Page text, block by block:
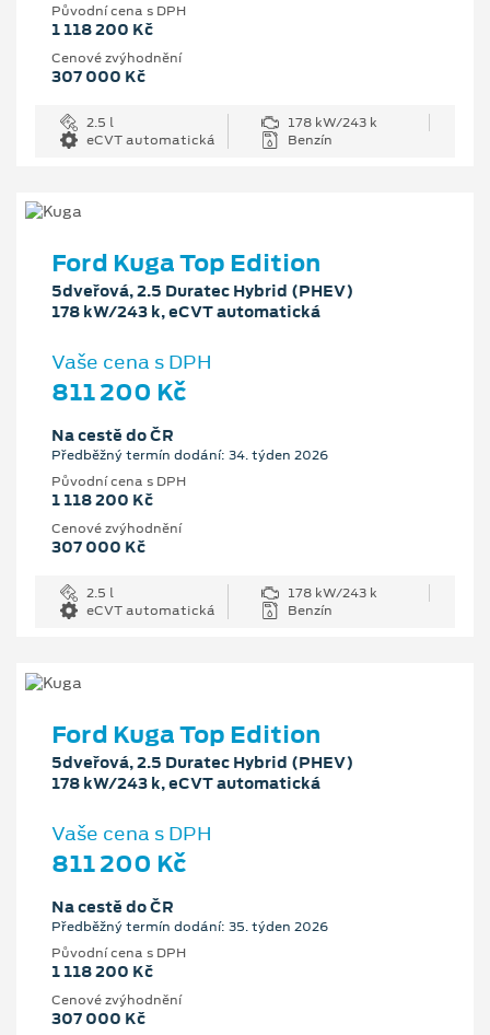
Původní cena s DPH
1 118 200 Kč
Cenové zvýhodnění
307 000 Kč
2.5 l
178 kW/243 k
eCVT automatická
Benzín
Ford Kuga Top Edition
5dveřová, 2.5 Duratec Hybrid (PHEV)
178 kW/243 k, eCVT automatická
Vaše cena s DPH
811 200 Kč
Na cestě do ČR
Předběžný termín dodání: 34. týden 2026
Původní cena s DPH
1 118 200 Kč
Cenové zvýhodnění
307 000 Kč
2.5 l
178 kW/243 k
eCVT automatická
Benzín
Ford Kuga Top Edition
5dveřová, 2.5 Duratec Hybrid (PHEV)
178 kW/243 k, eCVT automatická
Vaše cena s DPH
811 200 Kč
Na cestě do ČR
Předběžný termín dodání: 35. týden 2026
Původní cena s DPH
1 118 200 Kč
Cenové zvýhodnění
307 000 Kč